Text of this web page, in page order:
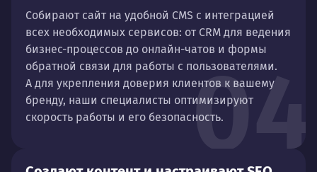
04
Собирают сайт на удобной CMS с интеграцией
всех необходимых сервисов: от CRM для ведения
бизнес-процессов до онлайн-чатов и формы
обратной связи для работы с пользователями.
А для укрепления доверия клиентов к вашему
бренду, наши специалисты оптимизируют
скорость работы и его безопасность.